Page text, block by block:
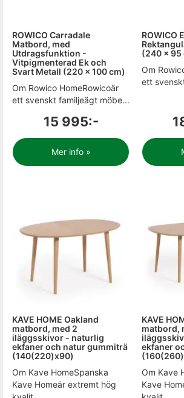
ROWICO Carradale
Matbord, med
Utdragsfunktion -
Vitpigmenterad Ek och
Svart Metall (220 x 100 cm)
Om Rowico HomeRowicoär
ett svenskt familjeägt möbe...
15 995:-
Mer info »
ROWICO
(240 x 95
Om
ett
KAVE HOME Oakland
matbord, med 2
iläggsskivor - naturlig
ekfaner och natur gummiträ
(140(220)x90)
Om Kave HomeSpanska
Kave Homeär extremt hög
KAVE
matbord,
ekfaner
Om Kave
Kave